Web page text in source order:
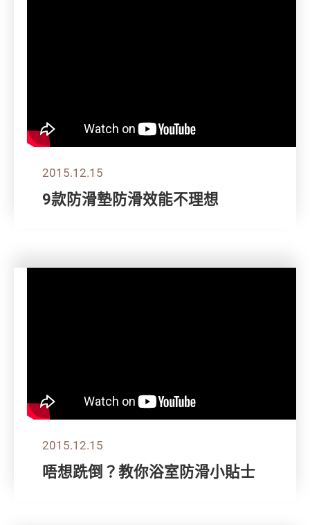
2015.12.15
9款防滑墊防滑效能不理想
2015.12.15
唔想跣倒？教你浴室防滑小貼士